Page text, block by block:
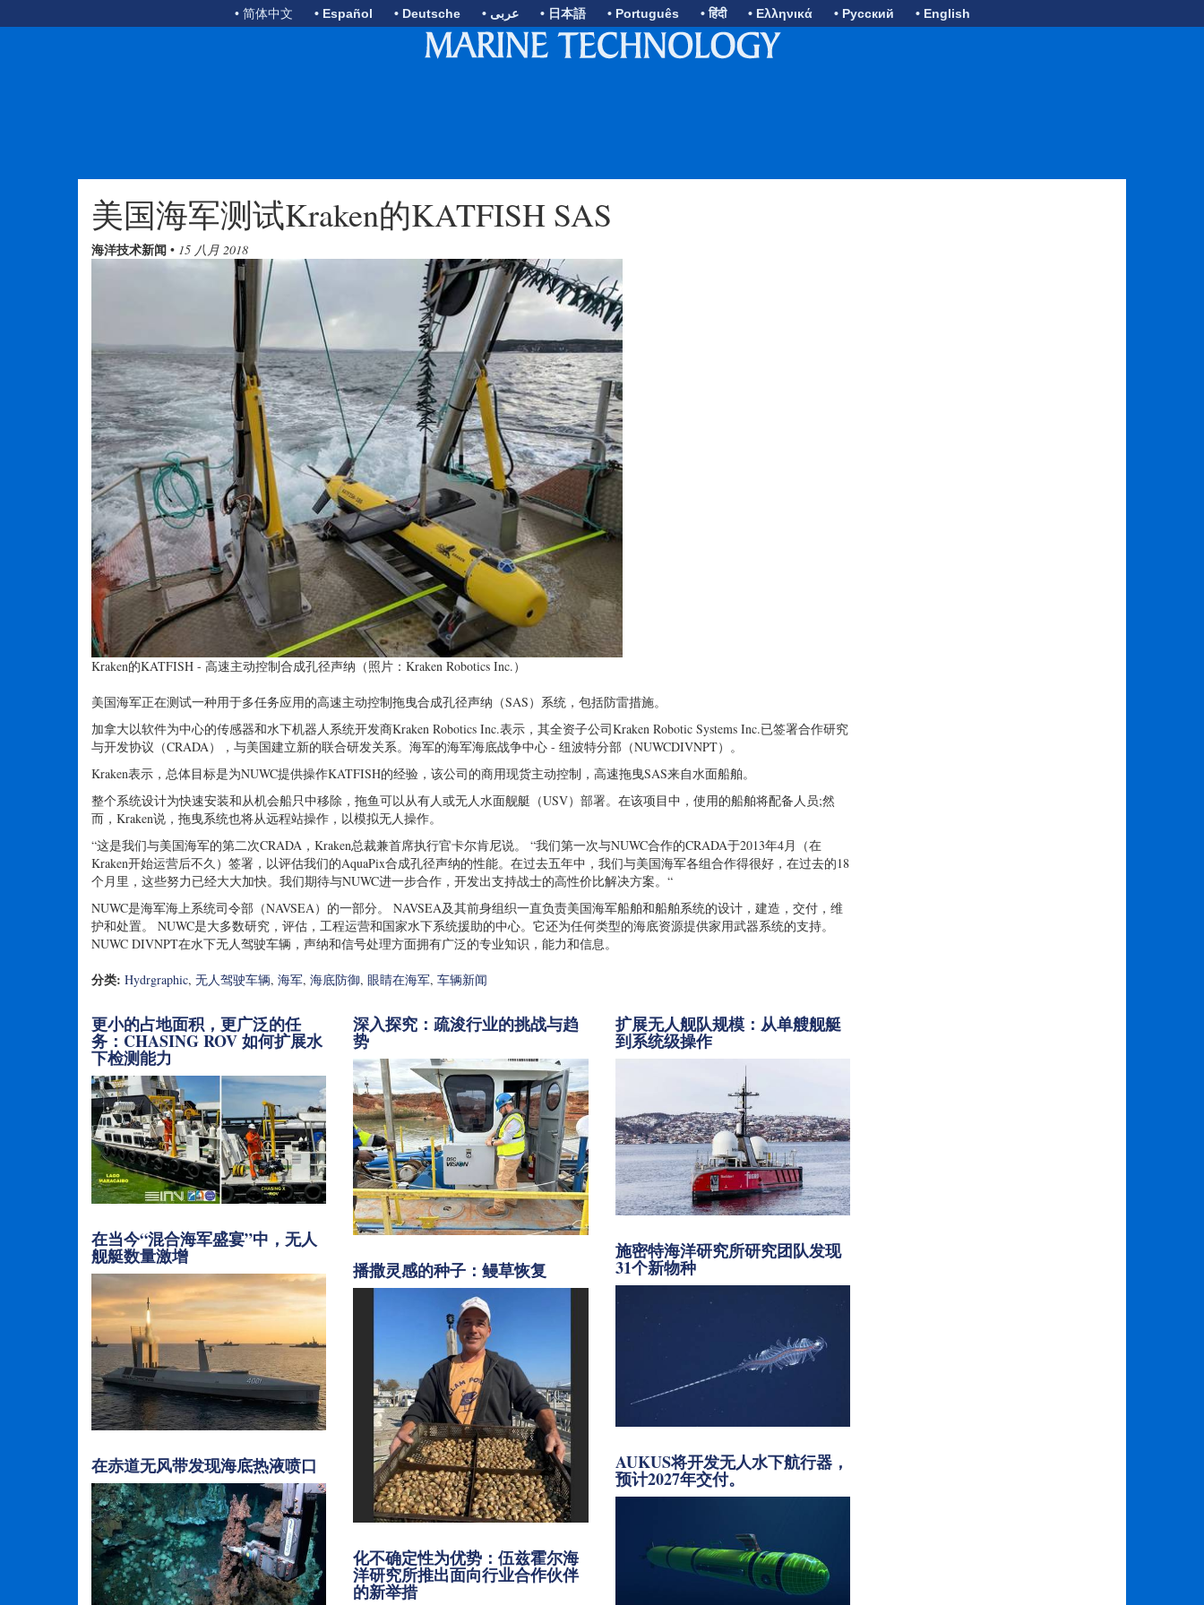
• 简体中文 • Español • Deutsche • عربى • 日本語 • Português • हिंदी • Ελληνικά • Русский • English
美国海军测试Kraken的KATFISH SAS
海洋技术新闻 • 15 八月 2018
Kraken的KATFISH - 高速主动控制合成孔径声纳（照片：Kraken Robotics Inc.）
美国海军正在测试一种用于多任务应用的高速主动控制拖曳合成孔径声纳（SAS）系统，包括防雷措施。
加拿大以软件为中心的传感器和水下机器人系统开发商Kraken Robotics Inc.表示，其全资子公司Kraken Robotic Systems Inc.已签署合作研究
与开发协议（CRADA），与美国建立新的联合研发关系。海军的海军海底战争中心 - 纽波特分部（NUWCDIVNPT）。
Kraken表示，总体目标是为NUWC提供操作KATFISH的经验，该公司的商用现货主动控制，高速拖曳SAS来自水面船舶。
整个系统设计为快速安装和从机会船只中移除，拖鱼可以从有人或无人水面舰艇（USV）部署。在该项目中，使用的船舶将配备人员;然
而，Kraken说，拖曳系统也将从远程站操作，以模拟无人操作。
“这是我们与美国海军的第二次CRADA，Kraken总裁兼首席执行官卡尔肯尼说。 “我们第一次与NUWC合作的CRADA于2013年4月（在
Kraken开始运营后不久）签署，以评估我们的AquaPix合成孔径声纳的性能。在过去五年中，我们与美国海军各组合作得很好，在过去的18
个月里，这些努力已经大大加快。我们期待与NUWC进一步合作，开发出支持战士的高性价比解决方案。“
NUWC是海军海上系统司令部（NAVSEA）的一部分。 NAVSEA及其前身组织一直负责美国海军船舶和船舶系统的设计，建造，交付，维
护和处置。 NUWC是大多数研究，评估，工程运营和国家水下系统援助的中心。它还为任何类型的海底资源提供家用武器系统的支持。
NUWC DIVNPT在水下无人驾驶车辆，声纳和信号处理方面拥有广泛的专业知识，能力和信息。
分类: Hydrgraphic, 无人驾驶车辆, 海军, 海底防御, 眼睛在海军, 车辆新闻
更小的占地面积，更广泛的任
务：CHASING ROV 如何扩展水
下检测能力
在当今“混合海军盛宴”中，无人
舰艇数量激增
在赤道无风带发现海底热液喷口
深入探究：疏浚行业的挑战与趋
势
播撒灵感的种子：鳗草恢复
化不确定性为优势：伍兹霍尔海
洋研究所推出面向行业合作伙伴
的新举措
扩展无人舰队规模：从单艘舰艇
到系统级操作
施密特海洋研究所研究团队发现
31个新物种
AUKUS将开发无人水下航行器，
预计2027年交付。